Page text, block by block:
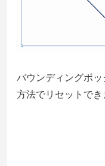
バウンディングボ
方法でリセットでき